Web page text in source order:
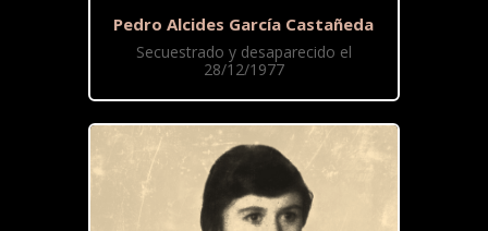
Pedro Alcides García Castañeda
Secuestrado y desaparecido el
28/12/1977